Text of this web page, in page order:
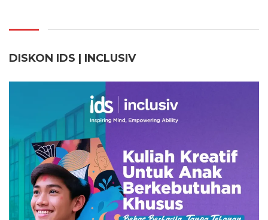
DISKON IDS | INCLUSIV